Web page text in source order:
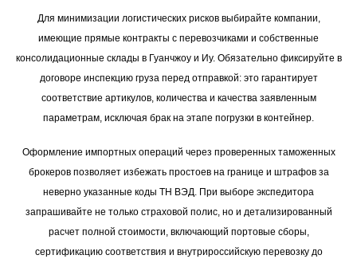
Для минимизации логистических рисков выбирайте компании,
имеющие прямые контракты с перевозчиками и собственные
консолидационные склады в Гуанчжоу и Иу. Обязательно фиксируйте в
договоре инспекцию груза перед отправкой: это гарантирует
соответствие артикулов, количества и качества заявленным
параметрам, исключая брак на этапе погрузки в контейнер.
Оформление импортных операций через проверенных таможенных
брокеров позволяет избежать простоев на границе и штрафов за
неверно указанные коды ТН ВЭД. При выборе экспедитора
запрашивайте не только страховой полис, но и детализированный
расчет полной стоимости, включающий портовые сборы,
сертификацию соответствия и внутрироссийскую перевозку до